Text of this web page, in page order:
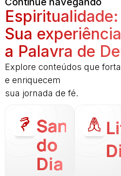
Espiritualidade:
Sua
a Palavra de
Explore conteúdos que
e enriquecem
sua jornada de fé.
Santo
do
Dia